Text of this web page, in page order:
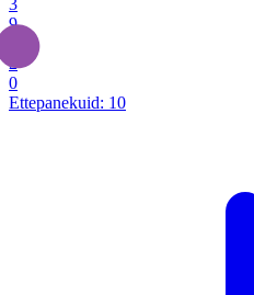
3
9
2
0
Ettepanekuid: 10